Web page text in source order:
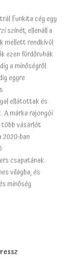
Funkita cég egy
színét, ellenáll a
mellett rendkívül
ezen fürdőruhák
a minőségről.
egyre
ellátottak és
A márka rajongói
vásárlót
ban
csapatának.
világba, és
minőség